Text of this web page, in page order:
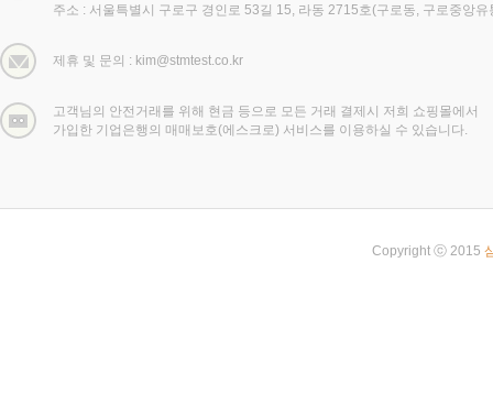
주소 : 서울특별시 구로구 경인로 53길 15, 라동 2715호(구로동, 구로중앙유
제휴 및 문의 : kim@stmtest.co.kr
고객님의 안전거래를 위해 현금 등으로 모든 거래 결제시 저희 쇼핑몰에서
가입한 기업은행의 매매보호(에스크로) 서비스를 이용하실 수 있습니다.
Copyright ⓒ 2015